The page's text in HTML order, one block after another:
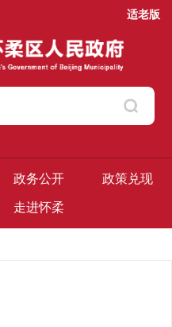
适老版
政务公开 政策兑现
走进怀柔